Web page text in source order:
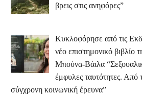
βρεις στις ανηφόρες”
Κυκλοφόρησε από τις
νέο επιστημονικό βιβλίο
Μπούνα-Βάιλα
έμφυλες ταυτότητες. Από
σύγχρονη κοινωνική έρευνα”